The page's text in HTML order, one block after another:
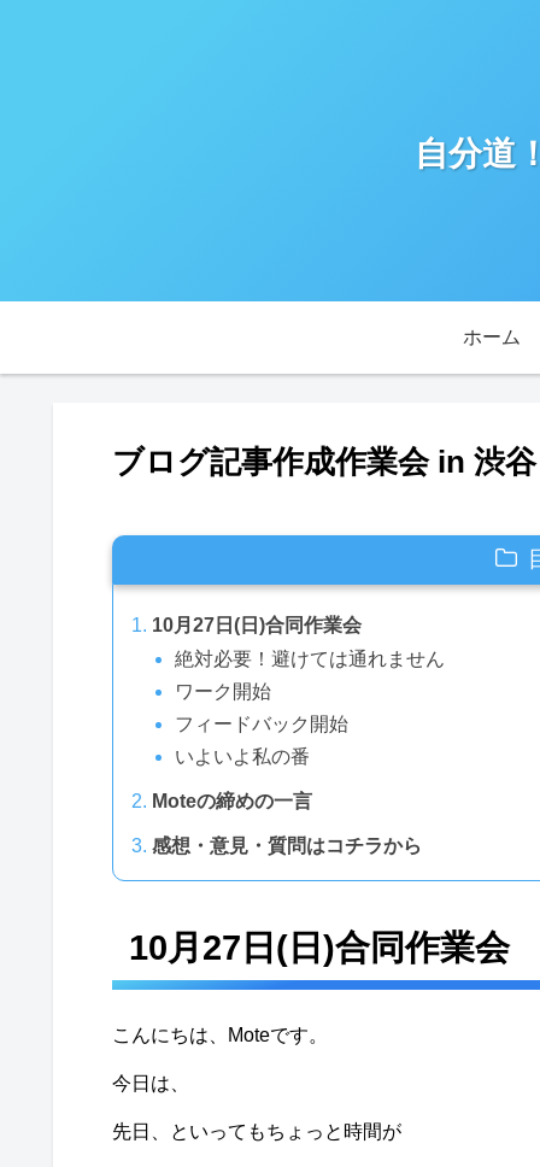
自分道
ホーム
ブログ記事作成作業会 in 渋
10月27日(日)合同作業会
絶対必要！避けては通れません
ワーク開始
フィードバック開始
いよいよ私の番
Moteの締めの一言
感想・意見・質問はコチラから
10月27日(日)合同作業会
こんにちは、Moteです。
今日は、
先日、といってもちょっと時間が